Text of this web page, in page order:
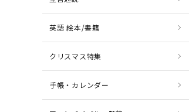
英語 絵本/書籍
クリスマス特集
手帳・カレンダー